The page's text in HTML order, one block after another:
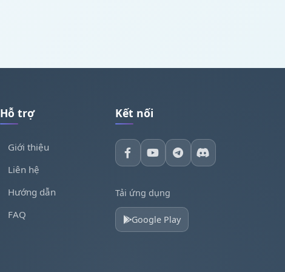
Hỗ trợ
Giới thiệu
Liên hệ
Hướng dẫn
FAQ
Kết nối
Tải ứng dụng
Google Play